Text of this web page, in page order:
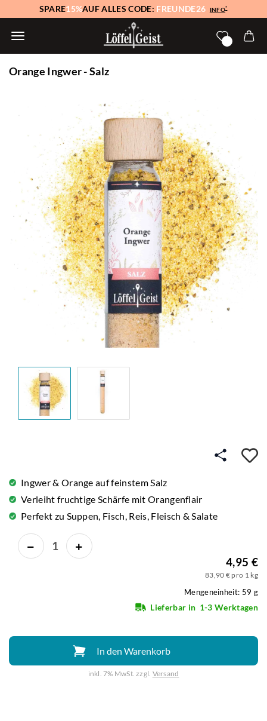
SPARE15%AUF ALLES CODE: FREUNDE26 INFO*
Orange Ingwer - Salz
Ingwer & Orange auf feinstem Salz
Verleiht fruchtige Schärfe mit Orangenflair
Perfekt zu Suppen, Fisch, Reis, Fleisch & Salate
4,95 €
83,90 € pro 1 kg
Mengeneinheit: 59 g
Lieferbar in 1-3 Werktagen
In den Warenkorb
inkl. 7% MwSt. zzgl. Versand
Weiter mit